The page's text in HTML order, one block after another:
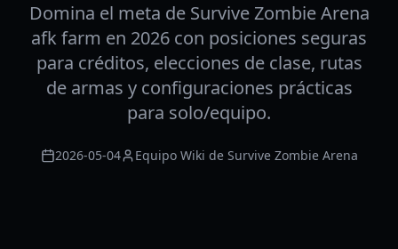
Domina el meta de Survive Zombie Arena
afk farm en 2026 con posiciones seguras
para créditos, elecciones de clase, rutas
de armas y configuraciones prácticas
para solo/equipo.
2026-05-04 Equipo Wiki de Survive Zombie Arena